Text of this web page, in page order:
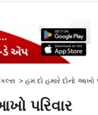
> હમ દો હમારે દોનો આખો
પરિવાર